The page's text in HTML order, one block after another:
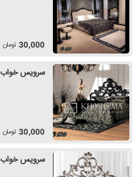
30,000 تومان
سرویس خواب
30,000 تومان
سرویس خواب